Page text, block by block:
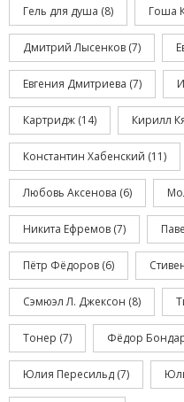
Гель для душа (8) Гоша
Дмитрий Лысенков (7)
Евгения Дмитриева (7)
Картридж (14) Кирилл
Константин Хабенский (11)
Любовь Аксенова (6)
Никита Ефремов (7)
Пётр Фёдоров (6)
Сэмюэл Л. Джексон (8)
Тонер (7) Фёдор
Юлия Пересильд (7)